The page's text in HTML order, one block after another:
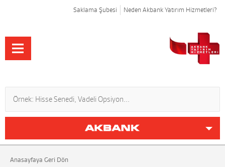
Saklama Şubesi Neden Akbank Yatırım Hizmetleri?
Anasayfaya Geri Dön